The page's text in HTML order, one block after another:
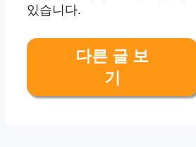
있습니다.
다른 글 보
기